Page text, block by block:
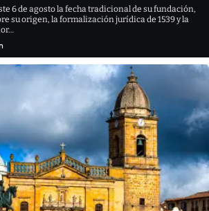
6 de agosto la fecha tradicional de su fundación,
su origen, la formalización jurídica de 1539 y la